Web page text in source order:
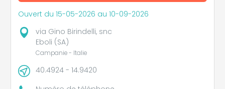
Ouvert du 15-05-2026 au 10-09-2026
via Gino Birindelli, snc
Eboli (SA)
Campanie - Italie
40.4924 - 14.9420